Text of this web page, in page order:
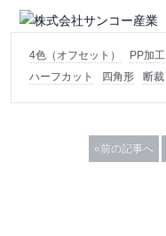
4色（オフセット） PP加工
ハーフカット
四角形 断裁
«前の記事へ